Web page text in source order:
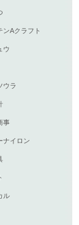
ンAクラフト
ウ
ウラ
事
ナイロン
ル